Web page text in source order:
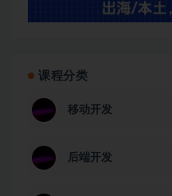
课程分类
移动开发
后端开发